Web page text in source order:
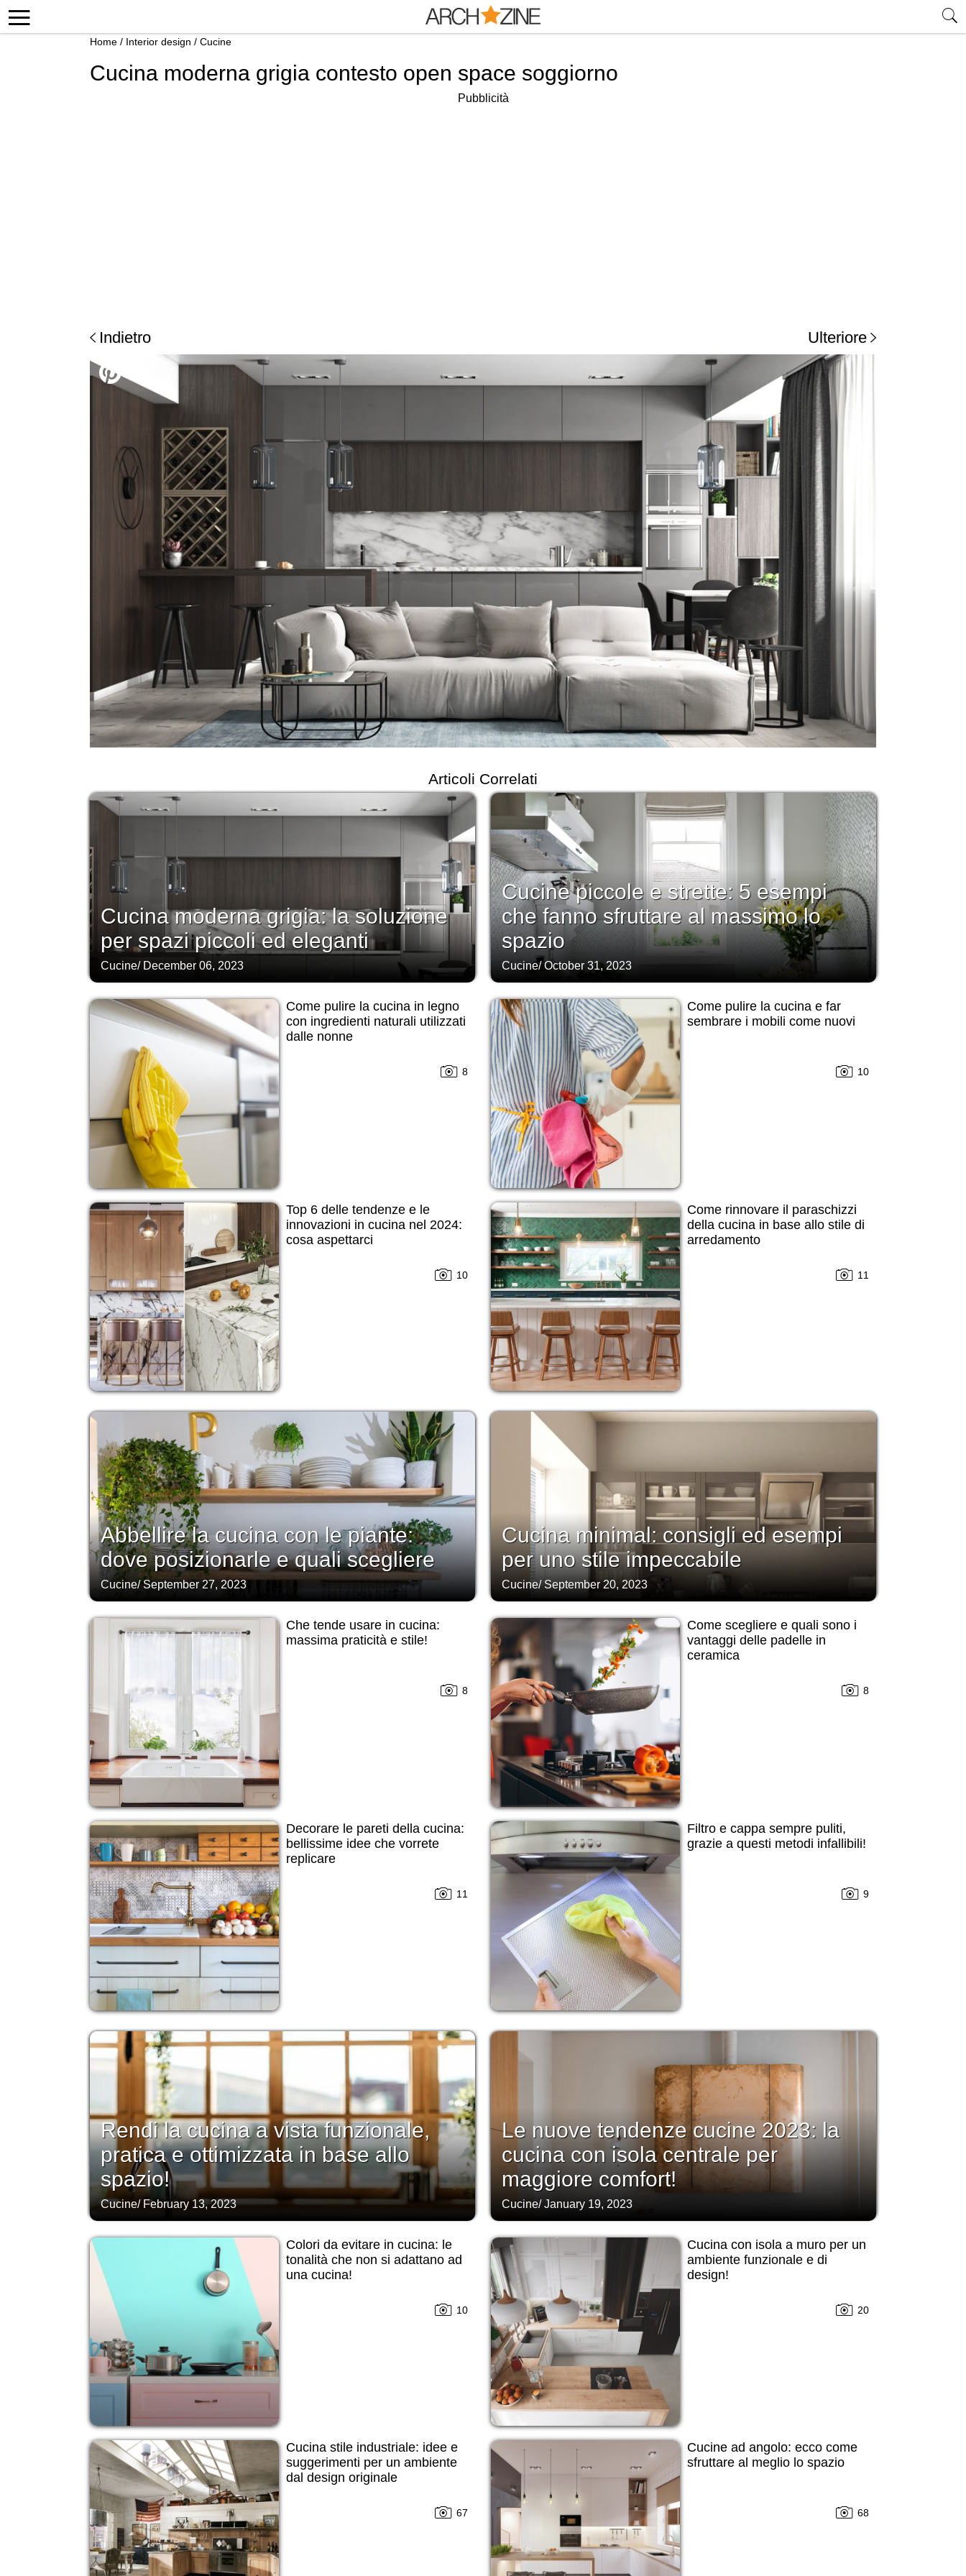
Home / Interior design / Cucine
Cucina moderna grigia contesto open space soggiorno
Pubblicità
Indietro Ulteriore
Articoli Correlati
Cucina moderna grigia: la soluzione
per spazi piccoli ed eleganti
Cucine/ December 06, 2023
Cucine piccole e strette: 5 esempi
che fanno sfruttare al massimo lo
spazio
Cucine/October 31, 2023
Come pulire la cucina in legno
con ingredienti naturali utilizzati
dalle nonne
8
Come pulire la cucina e far
sembrare i mobili come nuovi
10
Top 6 delle tendenze e le
innovazioni in cucina nel 2024:
cosa aspettarci
10
Come rinnovare il paraschizzi
della cucina in base allo stile di
arredamento
11
Abbellire la cucina con le piante:
dove posizionarle e quali scegliere
Cucine/September 27, 2023
Cucina minimal: consigli ed esempi
per uno stile impeccabile
Cucine/September 20, 2023
Che tende usare in cucina:
massima praticità e stile!
8
Come scegliere e quali sono i
vantaggi delle padelle in
ceramica
8
Decorare le pareti della cucina:
bellissime idee che vorrete
replicare
11
Filtro e cappa sempre puliti,
grazie a questi metodi infallibili!
9
Rendi la cucina a vista funzionale,
pratica e ottimizzata in base allo
spazio!
Cucine/ February 13, 2023
Le nuove tendenze cucine 2023: la
cucina con isola centrale per
maggiore comfort!
Cucine/January 19, 2023
Colori da evitare in cucina: le
tonalità che non si adattano ad
una cucina!
10
Cucina con isola a muro per un
ambiente funzionale e di
design!
20
Cucina stile industriale: idee e
suggerimenti per un ambiente
dal design originale
67
Cucine ad angolo: ecco come
sfruttare al meglio lo spazio
68